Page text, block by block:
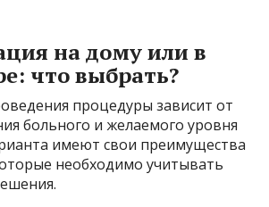
на дому или в
что выбрать?
процедуры зависит от
больного и желаемого уровня
имеют свои преимущества
необходимо учитывать